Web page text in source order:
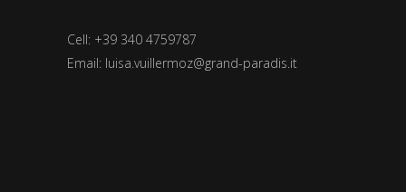
Cell: +39 340 4759787
Email: luisa.vuillermoz@grand-paradis.it